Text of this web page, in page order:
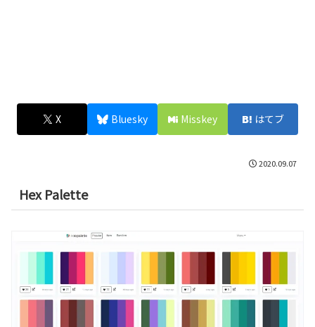
X Bluesky Misskey はてブ
2020.09.07
Hex Palette